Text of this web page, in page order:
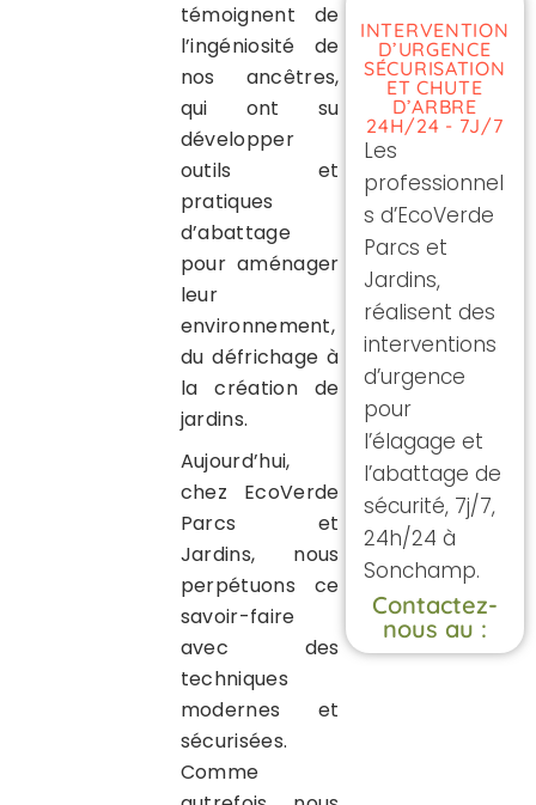
témoignent de
l’ingéniosité de
nos ancêtres,
qui ont su
développer
outils et
pratiques
d’abattage
pour aménager
leur
environnement,
du défrichage à
la création de
jardins.
Aujourd’hui,
chez EcoVerde
Parcs et
Jardins, nous
perpétuons ce
savoir-faire
avec des
techniques
modernes et
sécurisées.
Comme
INTERVENTION
D’URGENCE
SÉCURISATION
ET CHUTE
D’ARBRE
24H/24 - 7J/7
Les
professionnel
s d’EcoVerde
Parcs et
Jardins,
réalisent des
interventions
d’urgence
pour
l’élagage et
l’abattage de
sécurité, 7j/7,
24h/24 à
Sonchamp.
Contactez-
nous au :